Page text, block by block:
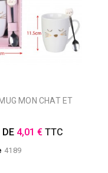
DE 4,01 € TTC
4189